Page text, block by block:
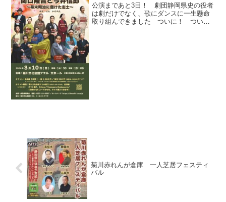
公演まであと3日！ 劇団静岡県史の役者
は劇だけでなく、歌にダンスに一生懸命
取り組んできました ついに！ ついに
菊川赤れんが倉庫 一人芝居フェスティ
バル